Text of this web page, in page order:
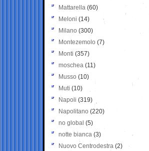
Mattarella (60)
Meloni (14)
Milano (300)
Montezemolo (7)
Monti (357)
moschea (11)
Musso (10)
Muti (10)
Napoli (319)
Napolitano (220)
no global (5)
notte bianca (3)
Nuovo Centrodestra (2)